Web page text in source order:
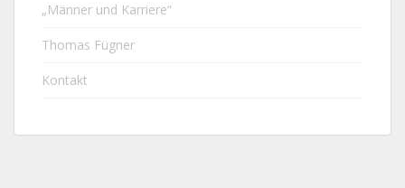
„Männer und Karriere“
Thomas Fügner
Kontakt